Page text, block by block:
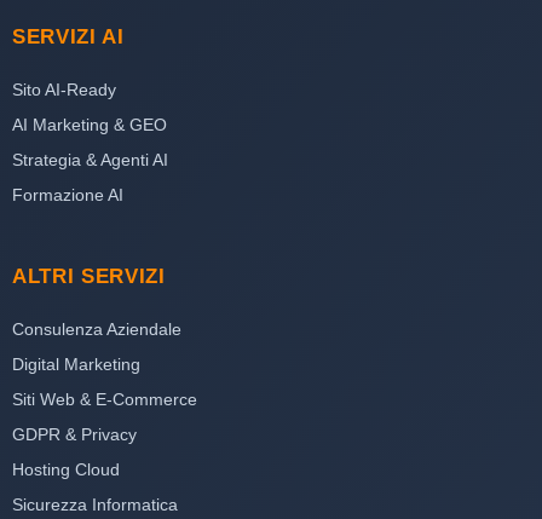
SERVIZI AI
Sito AI-Ready
AI Marketing & GEO
Strategia & Agenti AI
Formazione AI
ALTRI SERVIZI
Consulenza Aziendale
Digital Marketing
Siti Web & E-Commerce
GDPR & Privacy
Hosting Cloud
Sicurezza Informatica